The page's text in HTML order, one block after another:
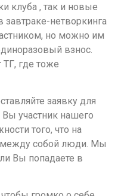
клуба , так и новые
завтраке-нетворкинга
но можно им
взнос.
ТГ, где тоже
заявку для
участник нашего
того, что на
между собой люди. Мы
Вы попадаете в